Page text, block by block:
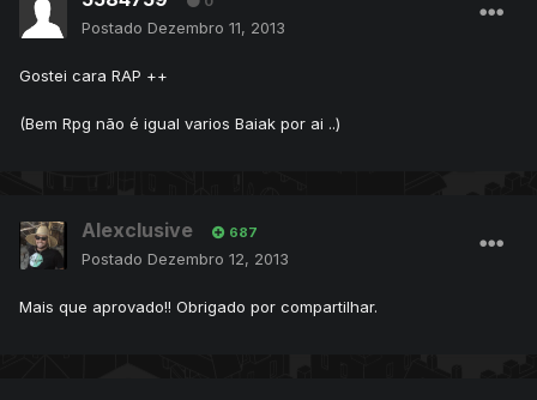
Postado Dezembro 11, 2013
Gostei cara RAP ++
(Bem Rpg não é igual varios Baiak por ai ..)
Alexclusive 687
Postado Dezembro 12, 2013
Mais que aprovado!! Obrigado por compartilhar.